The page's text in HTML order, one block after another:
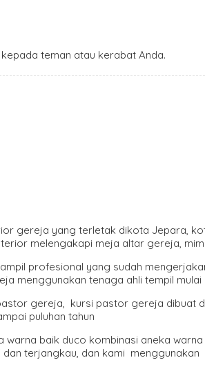
kepada teman atau kerabat Anda.
gereja yang terletak dikota Jepara,
melengakapi meja altar gereja,
profesional yang sudah
menggunakan tenaga ahli tempil
gereja, kursi pastor gereja dibuat
puluhan tahun
baik duco kombinasi aneka
terjangkau, dan kami